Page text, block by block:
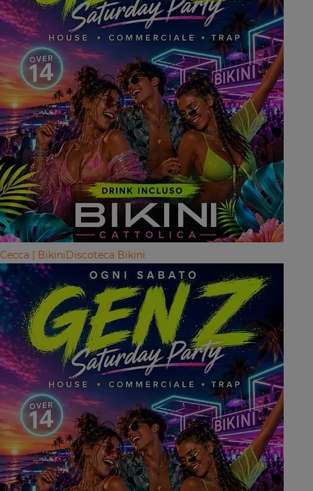
Cecca | BikiniDiscoteca Bikini